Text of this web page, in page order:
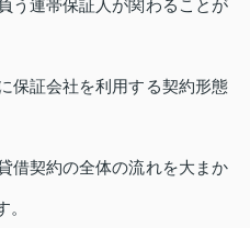
う連帯保証人が関わることが
保証会社を利用する契約形態
借契約の全体の流れを大まか